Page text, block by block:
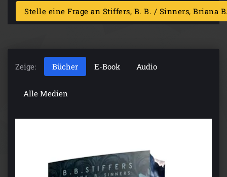
Stelle eine Frage an Stiffers, B. B. / Sinners, Briana
Zeige: Bücher E-Book Audio
Alle Medien